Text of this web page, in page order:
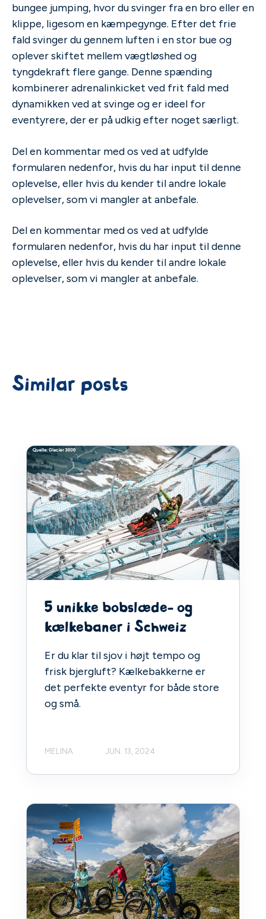
bungee jumping, hvor du svinger fra en bro eller en
klippe, ligesom en kæmpegynge. Efter det frie
fald svinger du gennem luften i en stor bue og
oplever skiftet mellem vægtløshed og
tyngdekraft flere gange. Denne spænding
kombinerer adrenalinkicket ved frit fald med
dynamikken ved at svinge og er ideel for
eventyrere, der er på udkig efter noget særligt.
Del en kommentar med os ved at udfylde
formularen nedenfor, hvis du har input til denne
oplevelse, eller hvis du kender til andre lokale
oplevelser, som vi mangler at anbefale.
Del en kommentar med os ved at udfylde
formularen nedenfor, hvis du har input til denne
oplevelse, eller hvis du kender til andre lokale
oplevelser, som vi mangler at anbefale.
Similar posts
5 unikke bobslæde- og
kælkebaner i Schweiz
Er du klar til sjov i højt tempo og
frisk bjergluft? Kælkebakkerne er
det perfekte eventyr for både store
og små.
MELINA JUN. 13, 2024